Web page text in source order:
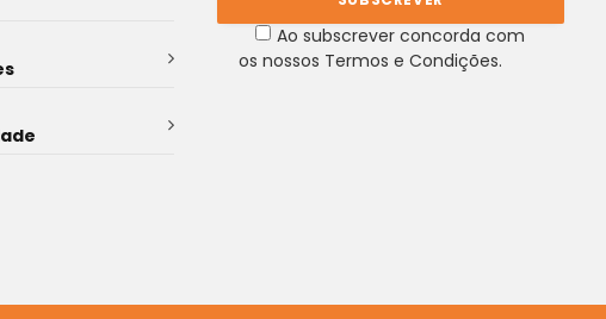
Ao subscrever concorda com
os nossos Termos e Condições.